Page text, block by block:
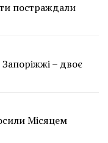
постраждали
– двоє
Місяцем